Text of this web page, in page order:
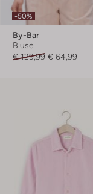
-50%
By-Bar
Bluse
€ 129,99 € 64,99